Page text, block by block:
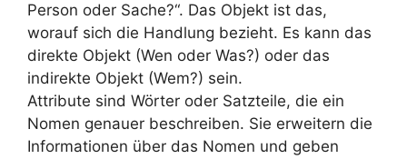
Person oder Sache?“. Das Objekt ist das,
worauf sich die Handlung bezieht. Es kann das
direkte Objekt (Wen oder Was?) oder das
indirekte Objekt (Wem?) sein.
Attribute sind Wörter oder Satzteile, die ein
Nomen genauer beschreiben. Sie erweitern die
Informationen über das Nomen und geben